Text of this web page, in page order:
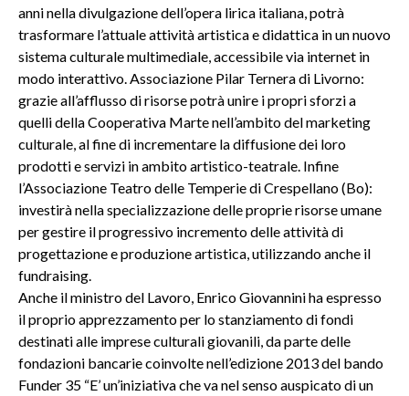
anni nella divulgazione dell’opera lirica italiana, potrà
trasformare l’attuale attività artistica e didattica in un nuovo
sistema culturale multimediale, accessibile via internet in
modo interattivo. Associazione Pilar Ternera di Livorno:
grazie all’afflusso di risorse potrà unire i propri sforzi a
quelli della Cooperativa Marte nell’ambito del marketing
culturale, al fine di incrementare la diffusione dei loro
prodotti e servizi in ambito artistico-teatrale. Infine
l’Associazione Teatro delle Temperie di Crespellano (Bo):
investirà nella specializzazione delle proprie risorse umane
per gestire il progressivo incremento delle attività di
progettazione e produzione artistica, utilizzando anche il
fundraising.
Anche il ministro del Lavoro, Enrico Giovannini ha espresso
il proprio apprezzamento per lo stanziamento di fondi
destinati alle imprese culturali giovanili, da parte delle
fondazioni bancarie coinvolte nell’edizione 2013 del bando
Funder 35 “E’ un’iniziativa che va nel senso auspicato di un